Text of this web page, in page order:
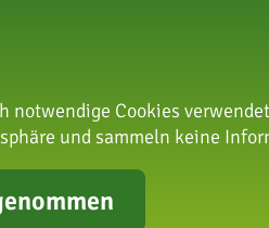
zur
notwendige Cookies
und sammeln keine